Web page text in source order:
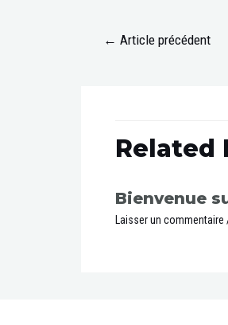
← Article précédent
Related
Bienvenue
Laisser un commentaire